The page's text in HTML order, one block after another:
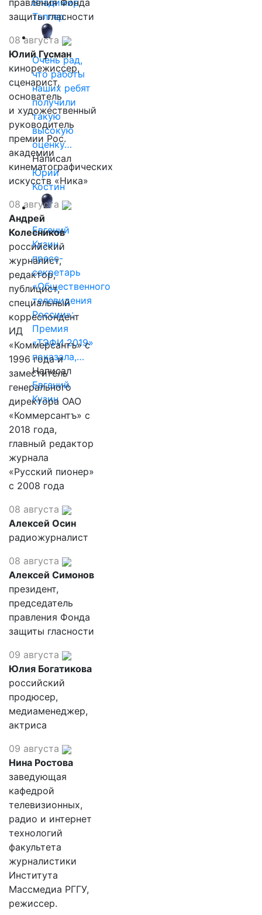
Владимир
Таллер
Очень рад,
что работы
наших ребят
получили
такую
высокую
оценку…
Написал
Юрий
Костин
Евгений
Кузин,
пресс-
секретарь
«Общественного
телевидения
России»:
Премия
«ТЭФИ 2019»
показала,…
Написал
Евгений
Кузин
правления Фонда
защиты гласности
08 августа
Юлий Гусман
кинорежиссер,
сценарист,
основатель
и художественный
руководитель
премии Рос.
академии
кинематографических
искусств «Ника»
08 августа
Андрей
Колесников
российский
журналист,
редактор,
публицист,
специальный
корреспондент
ИД
«Коммерсантъ» с
1996 года и
заместитель
генерального
директора ОАО
«Коммерсантъ» с
2018 года,
главный редактор
журнала
«Русский пионер»
с 2008 года
08 августа
Алексей Осин
радиожурналист
08 августа
Алексей Симонов
президент,
председатель
правления Фонда
защиты гласности
09 августа
Юлия Богатикова
российский
продюсер,
медиаменеджер,
актриса
09 августа
Нина Ростова
заведующая
кафедрой
телевизионных,
радио и интернет
технологий
факультета
журналистики
Института
Массмедиа РГГУ,
режиссер.